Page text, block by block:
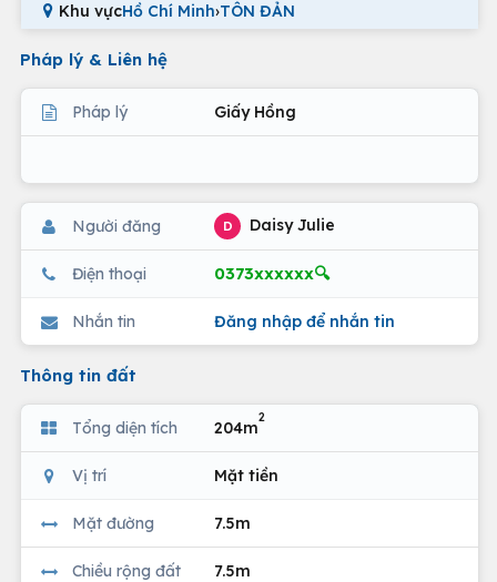
Khu vựcHồ Chí Minh›TÔN ĐẢN
Pháp lý & Liên hệ
Pháp lý Giấy Hồng
Người đăng D Daisy Julie
Điện thoại 0373xxxxxx🔍
Nhắn tin Đăng nhập để nhắn tin
Thông tin đất
Tổng diện tích 204m
2
Vị trí Mặt tiền
Mặt đường 7.5m
Chiều rộng đất 7.5m